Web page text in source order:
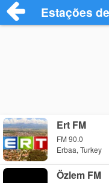
Estações
Ert FM
FM 90.0
Erbaa, Turkey
Özlem FM